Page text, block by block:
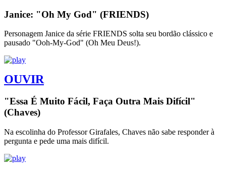
Janice: "Oh My God" (FRIENDS)
Personagem Janice da série FRIENDS solta seu bordão clássico e
pausado "Ooh-My-God" (Oh Meu Deus!).
OUVIR
"Essa É Muito Fácil, Faça Outra Mais Difícil"
(Chaves)
Na escolinha do Professor Girafales, Chaves não sabe responder à
pergunta e pede uma mais difícil.